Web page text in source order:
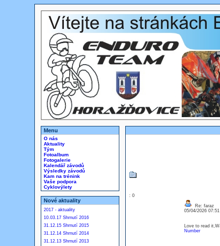
Menu
O nás
Aktuality
Tým
Fotoalbum
Fotogalerie
Kalendář závodů
Výsledky závodů
Kam na trénink
Vaše podpora
Cyklovýlety
Nové aktuality
2017 - aktuality
10.03.17 Shrnutí 2016
31.12.15 Shrnutí 2015
31.12.14 Shrnutí 2014
31.12.13 Shrnutí 2013
: 0
Re: faraz
05/04/2026
Love to read
Number